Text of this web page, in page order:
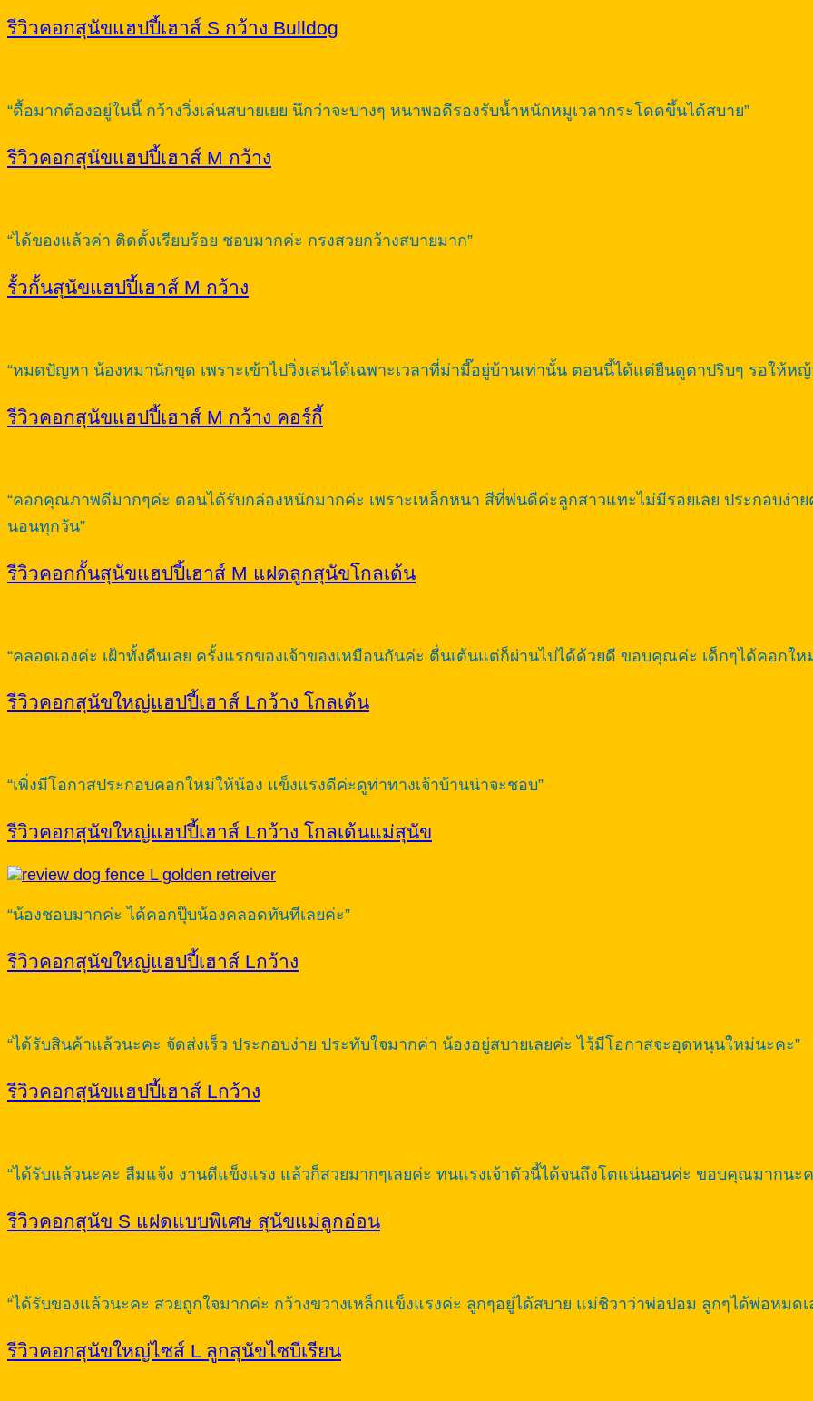
รีวิวคอกสุนัขแฮปปี้เฮาส์ S กว้าง Bulldog
“ดื้อมากต้องอยู่ในนี้ กว้างวิ่งเล่นสบายเยย นึกว่าจะบางๆ หนาพอดีรองรับน้ำหนักหมูเวลากระโดดขึ้นได้สบาย”
รีวิวคอกสุนัขแฮปปี้เฮาส์ M กว้าง
“ได้ของแล้วค่า ติดตั้งเรียบร้อย ชอบมากค่ะ กรงสวยกว้างสบายมาก”
รั้วกั้นสุนัขแฮปปี้เฮาส์ M กว้าง
“หมดปัญหา น้องหมานักขุด เพราะเข้าไปวิ่งเล่นได้เฉพาะเวลาที่ม่ามี๊อยู่บ้านเท่านั้น ตอนนี้ได้แต่ยืนดูตาปริบๆ รอให้หญ้
รีวิวคอกสุนัขแฮปปี้เฮาส์ M กว้าง คอร์กี้
“คอกคุณภาพดีมากๆค่ะ ตอนได้รับกล่องหนักมากค่ะ เพราะเหล็กหนา สีที่พ่นดีค่ะลูกสาวแทะไม่มีรอยเลย ประกอบง่า
นอนทุกวัน”
รีวิวคอกกั้นสุนัขแฮปปี้เฮาส์ M แฝดลูกสุนัขโกลเด้น
“คลอดเองค่ะ เฝ้าทั้งคืนเลย ครั้งแรกของเจ้าของเหมือนกันค่ะ ตื่นเต้นแต่ก็ผ่านไปได้ด้วยดี ขอบคุณค่ะ เด็กๆได้คอกให
รีวิวคอกสุนัขใหญ่แฮปปี้เฮาส์ Lกว้าง โกลเด้น
“เพิ่งมีโอกาสประกอบคอกใหม่ให้น้อง แข็งแรงดีค่ะดูท่าทางเจ้าบ้านน่าจะชอบ”
รีวิวคอกสุนัขใหญ่แฮปปี้เฮาส์ Lกว้าง โกลเด้นแม่สุนัข
“น้องชอบมากค่ะ ได้คอกปุ๊บน้องคลอดทันทีเลยค่ะ”
รีวิวคอกสุนัขใหญ่แฮปปี้เฮาส์ Lกว้าง
“ได้รับสินค้าแล้วนะคะ จัดส่งเร็ว ประกอบง่าย ประทับใจมากค่า น้องอยู่สบายเลยค่ะ ไว้มีโอกาสจะอุดหนุนใหม่นะคะ”
รีวิวคอกสุนัขแฮปปี้เฮาส์ Lกว้าง
“ได้รับแล้วนะคะ ลืมแจ้ง งานดีแข็งแรง แล้วก็สวยมากๆเลยค่ะ ทนแรงเจ้าตัวนี้ได้จนถึงโตแน่นอนค่ะ ขอบคุณมากนะค
รีวิวคอกสุนัข S แฝดแบบพิเศษ สุนัขแม่ลูกอ่อน
“ได้รับของแล้วนะคะ สวยถูกใจมากค่ะ กว้างขวางเหล็กแข็งแรงค่ะ ลูกๆอยู่ได้สบาย แม่ชิวาว่าพ่อปอม ลูกๆได้พ่อหมดเ
รีวิวคอกสุนัขใหญ่ไซส์ L ลูกสุนัขไซบีเรียน